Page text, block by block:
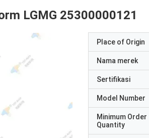
LGMG 25300000121
Place of Origin
Nama merek
Sertifikasi
Model Number
Minimum Order
Quantity